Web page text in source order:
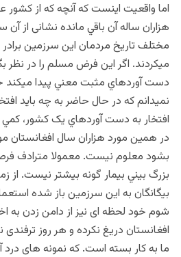
اما واقعیت اینست که آنچه که از کشور
هزاران ساله آن باقي مانده نشانی از آن
مختلف تاریخ مردمان این سرزمین
میکردند. اگر اين فرض مسلم را در نظر
دست آوردهاي مثبت معني پيدا
نمیدانم که در حال حاضر به چه باید
افتخار به دست آوردهاي يک کشور،
در همين مورد هزاران سال افغانستان
بشود معلوم نيست. معمولا مترادف
بزرگ بيني بيمار گونه بیشتر نیست. از
بیگانگان به این سرزمین باز شده
شوم خود لحظه ای نیز از دامن زدن به
افغانستان دریغ نکرده و هر روز ترفندی
ما به کار بسته است. که نمونه های